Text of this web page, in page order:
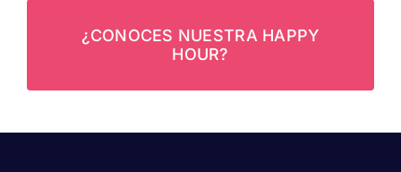
¿CONOCES NUESTRA HAPPY
HOUR?